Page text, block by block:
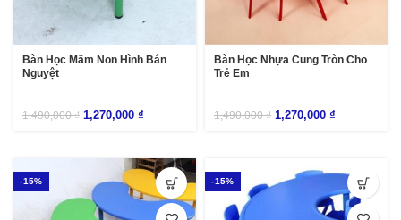
Bàn Học Mầm Non Hình Bán
Nguyệt
1,490,000₫ 1,270,000 ₫
Bàn Học Nhựa Cung Tròn Cho
Trẻ Em
1,490,000₫ 1,270,000 ₫
-15% -15%